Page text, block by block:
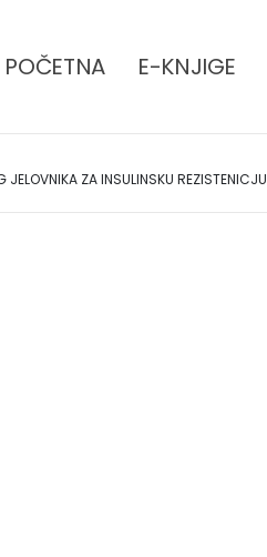
POČETNA E-KNJIGE
JELOVNIKA ZA INSULINSKU REZISTENICJU